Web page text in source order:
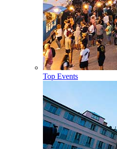
Top Events